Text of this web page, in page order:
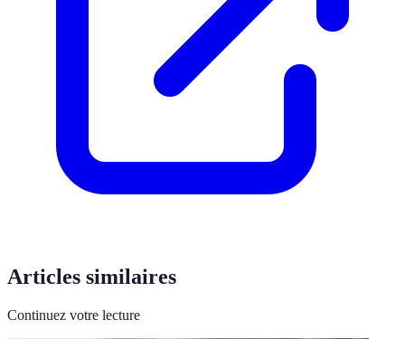
Articles similaires
Continuez votre lecture